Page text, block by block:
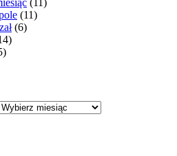
(11)
(11)
(6)